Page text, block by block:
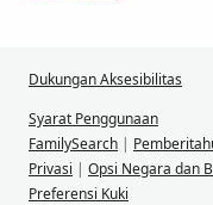
Dukungan Aksesibilitas
Syarat Penggunaan
FamilySearch |
Privasi | Opsi Negara dan
Preferensi Kuki